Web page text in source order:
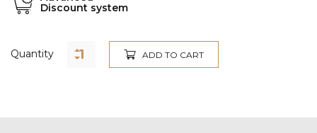
Discount system
Quantity ADD TO CART